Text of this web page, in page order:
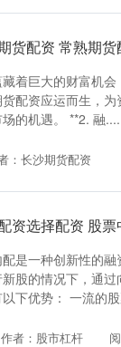
着巨大的财富机
配资应运而生，
的机遇。 **2. 融....
：长沙期货配资
是一种创新性的
股的情况下，通
下优势： 一流的
作者：股市杠杆